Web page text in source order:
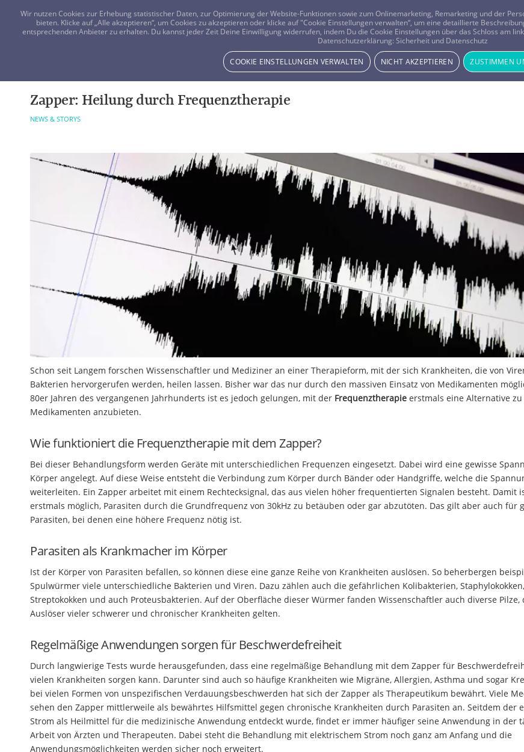
Beratung
Zapper: Heilung durch Frequenztherapie
NEWS & STORYS
Schon seit Langem forschen Wissenschaftler und Mediziner an einer Therapieform, mit der sich Krankheiten, die von
Bakterien hervorgerufen werden, heilen lassen. Bisher war das nur durch den massiven Einsatz von Medikamenten
80er Jahren des vergangenen Jahrhunderts ist es jedoch gelungen, mit der Frequenztherapie erstmals eine Alternative zu
Medikamenten anzubieten.
Wie funktioniert die Frequenztherapie mit dem Zapper?
Bei dieser Behandlungsform werden Geräte mit unterschiedlichen Frequenzen eingesetzt. Dabei wird eine gewisse
Körper angelegt. Auf diese Weise entsteht die Verbindung zum Körper durch Bänder oder Handgriffe, welche die
weiterleiten. Ein Zapper arbeitet mit einem Rechtecksignal, das aus vielen höher frequentierten Signalen besteht. Damit
erstmals möglich, Parasiten durch die Grundfrequenz von 30kHz zu betäuben oder gar abzutöten. Das gilt aber auch für
Parasiten, bei denen eine höhere Frequenz nötig ist.
Parasiten als Krankmacher im Körper
Ist der Körper von Parasiten befallen, so können diese eine ganze Reihe von Krankheiten auslösen. So beherbergen
Spulwürmer viele unterschiedliche Bakterien und Viren. Dazu zählen auch die gefährlichen Kolibakterien, Staphylokokken,
Streptokokken und auch Proteusbakterien. Auf der Oberfläche dieser Würmer fanden Wissenschaftler auch diverse Pilze,
Auslöser vieler schwerer und chronischer Krankheiten gelten.
Regelmäßige Anwendungen sorgen für Beschwerdefreiheit
Durch langwierige Tests wurde herausgefunden, dass eine regelmäßige Behandlung mit dem Zapper für
vielen Krankheiten sorgen kann. Darunter sind auch so häufige Krankheiten wie Migräne, Allergien, Asthma und sogar
bei vielen Formen von unspezifischen Verdauungsbeschwerden hat sich der Zapper als Therapeutikum bewährt. Viele
sehen den Zapper mittlerweile als bewährtes Hilfsmittel gegen chronische Krankheiten durch Parasiten an. Seitdem der
Strom als Heilmittel für die medizinische Anwendung entdeckt wurde, findet er immer häufiger seine Anwendung in der
Arbeit von Ärzten und Therapeuten. Dabei steht die Behandlung mit elektrischem Strom noch ganz am Anfang und die
Anwendungsmöglichkeiten werden sicher noch erweitert.
Wir nutzen Cookies zur Erhebung statistischer Daten, zur Optimierung der Website-Funktionen sowie zum Onlinemarketing, Remarketing und der
bieten. Klicke auf „Alle akzeptieren“, um Cookies zu akzeptieren oder klicke auf "Cookie Einstellungen verwalten“, um eine detaillierte
entsprechenden Anbieter zu erhalten. Du kannst jeder Zeit Deine Einwilligung widerrufen, indem Du die Cookie Einstellungen über das Schloss am
Datenschutzerklärung: Sicherheit und Datenschutz
COOKIE EINSTELLUNGEN VERWALTEN NICHT AKZEPTIEREN ZUSTIMMEN